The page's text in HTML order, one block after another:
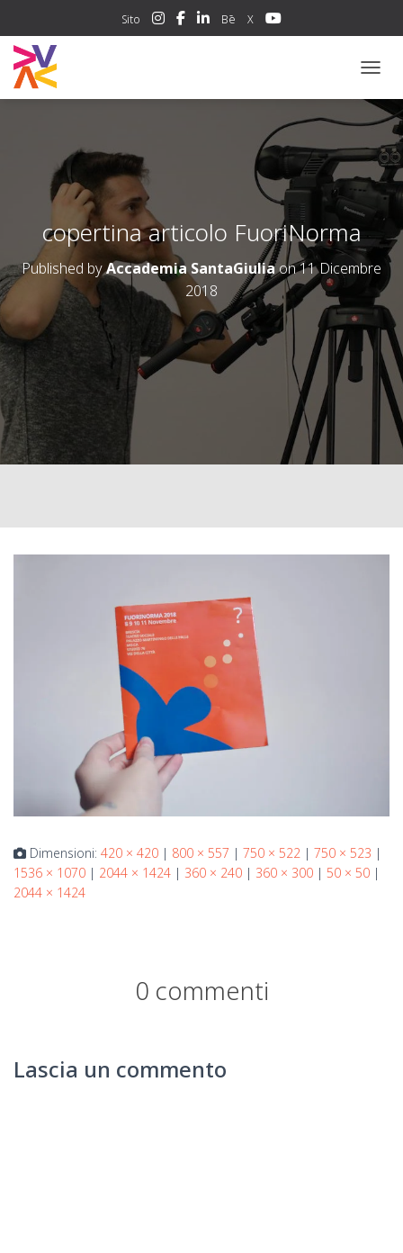
Sito Bē X
copertina articolo FuoriNorma
Published byAccademia SantaGiuliaon11 Dicembre
2018
Dimensioni: 420 × 420 | 800 × 557 | 750 × 522 | 750 × 523 |
1536 × 1070 | 2044 × 1424 | 360 × 240 | 360 × 300 | 50 × 50 |
2044 × 1424
0 commenti
Lascia un commento